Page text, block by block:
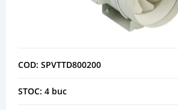
COD: SPVTTD800200
STOC: 4 buc